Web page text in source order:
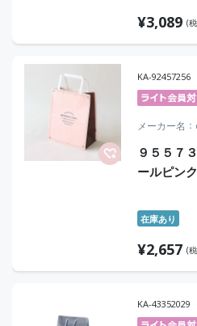
¥3,089 (
KA-92457256
メーカー名
９５５７
ールピン
在庫あり
¥2,657 (
KA-43352029